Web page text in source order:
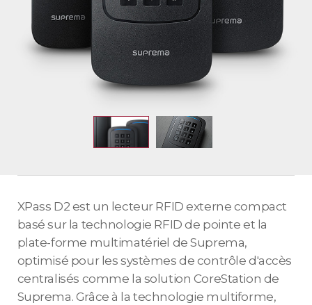
XPass D2 est un lecteur RFID externe compact
basé sur la technologie RFID de pointe et la
plate-forme multimatériel de Suprema,
optimisé pour les systèmes de contrôle d'accès
centralisés comme la solution CoreStation de
Suprema. Grâce à la technologie multiforme,